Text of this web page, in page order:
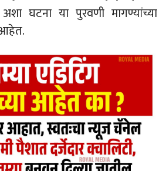
घटना या पुरवणी मागण्यांच्या